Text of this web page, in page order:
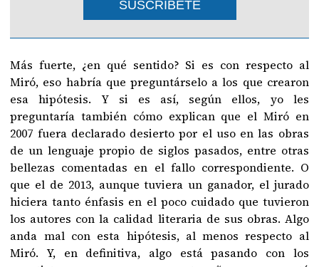
SUSCRIBETE
Más fuerte, ¿en qué sentido? Si es con respecto al
Miró, eso habría que preguntárselo a los que crearon
esa hipótesis. Y si es así, según ellos, yo les
preguntaría también cómo explican que el Miró en
2007 fuera declarado desierto por el uso en las obras
de un lenguaje propio de siglos pasados, entre otras
bellezas comentadas en el fallo correspondiente. O
que el de 2013, aunque tuviera un ganador, el jurado
hiciera tanto énfasis en el poco cuidado que tuvieron
los autores con la calidad literaria de sus obras. Algo
anda mal con esta hipótesis, al menos respecto al
Miró. Y, en definitiva, algo está pasando con los